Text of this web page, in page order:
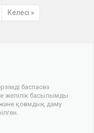
Келесі »
баспасөз
желілік басылымды
қоғамдық даму